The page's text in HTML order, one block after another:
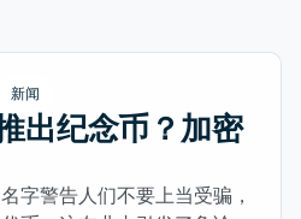
新闻
出纪念币？加密
字警告人们不要上当受骗，